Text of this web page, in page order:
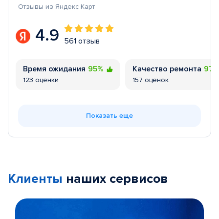
Отзывы из Яндекс Карт
4.9 561 отзыв
Время ожидания 95%
123 оценки
Качество ремонта
157 оценок
Показать еще
Клиенты наших сервисов